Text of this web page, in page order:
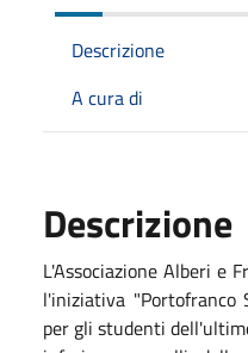
Descrizione
A cura di
Descrizione
L'Associazione Alberi e
l'iniziativa
per gli studenti